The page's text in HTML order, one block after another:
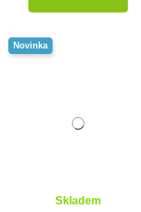
Novinka
Skladem